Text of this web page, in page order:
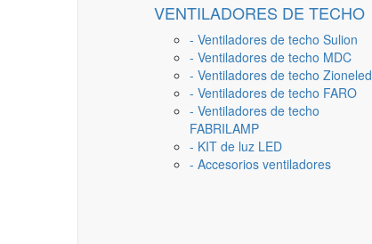
VENTILADORES DE TECHO
- Ventiladores de techo Sulion
- Ventiladores de techo MDC
- Ventiladores de techo Zioneled
- Ventiladores de techo FARO
- Ventiladores de techo
FABRILAMP
- KIT de luz LED
- Accesorios ventiladores